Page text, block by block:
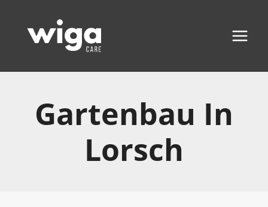
Inhalt
springen
Gartenbau In
Lorsch